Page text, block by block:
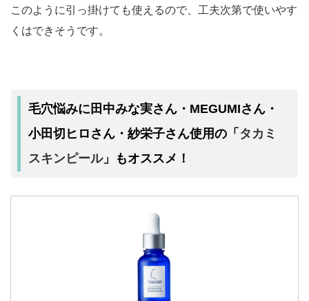
このように引っ掛けても使えるので、工夫次第で使いやす
くはできそうです。
毛穴悩みに田中みな実さん・MEGUMIさん・
小田切ヒロさん・紗栄子さん使用の「 タカミ
スキンピール」もオススメ！